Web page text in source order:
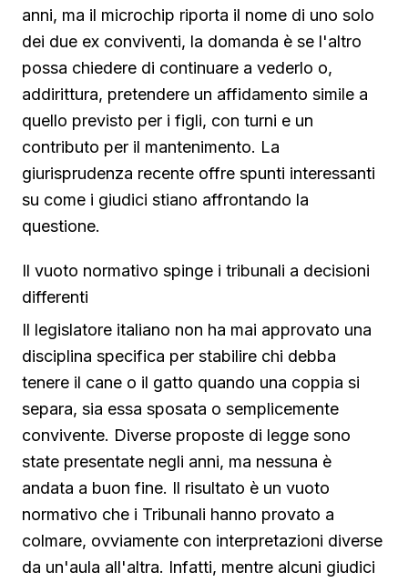
anni, ma il microchip riporta il nome di uno solo
dei due ex conviventi, la domanda è se l'altro
possa chiedere di continuare a vederlo o,
addirittura, pretendere un affidamento simile a
quello previsto per i figli, con turni e un
contributo per il mantenimento. La
giurisprudenza recente offre spunti interessanti
su come i giudici stiano affrontando la
questione.
Il vuoto normativo spinge i tribunali a decisioni
differenti
Il legislatore italiano non ha mai approvato una
disciplina specifica per stabilire chi debba
tenere il cane o il gatto quando una coppia si
separa, sia essa sposata o semplicemente
convivente. Diverse proposte di legge sono
state presentate negli anni, ma nessuna è
andata a buon fine. Il risultato è un vuoto
normativo che i Tribunali hanno provato a
colmare, ovviamente con interpretazioni diverse
da un'aula all'altra. Infatti, mentre alcuni giudici